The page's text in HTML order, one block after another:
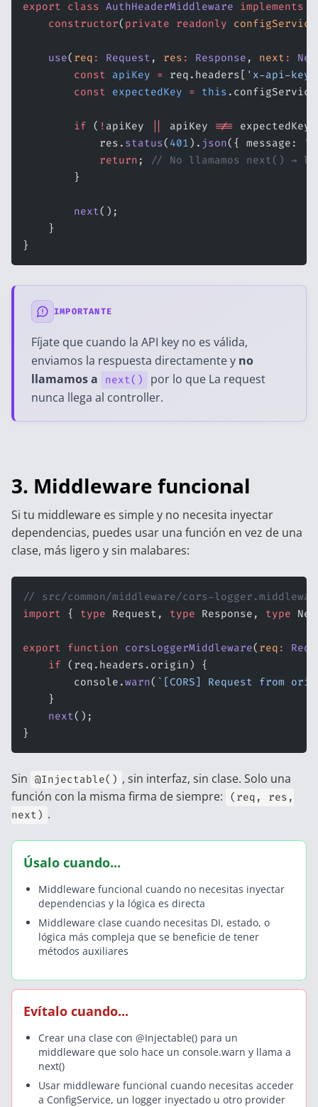
export class AuthHeaderMiddleware implements
    constructor
( private readonly configService
    use
( req : Request , res : Response , next :
        const
apiKey = req.headers[ 'x-api-key'
        const
expectedKey = this
        if
( ! apiKey apiKey !==
            res.
status( 401). json({ message:
            return
;
// No llamamos next() → la
        }
        next
();
    }
}
IMPORTANTE
Fíjate que cuando la API key no es válida,
enviamos la respuesta directamente y no
llamamos a
next()
por lo que La request
nunca llega al controller.
3. Middleware funcional
Si tu middleware es simple y no necesita inyectar
dependencias, puedes usar una función en vez de una
clase, más ligero y sin malabares:
// src/common/middleware/cors-
import { type Request, type Response, type
export function corsLoggerMiddleware( req :
    if
(req.headers.origin) {
        console.
warn( `[CORS] Request from
    }
    next
();
}
Sin @Injectable() , sin interfaz, sin clase. Solo una
función con la misma firma de siempre:
(req, res,
next) .
Úsalo cuando...
Middleware funcional cuando no necesitas inyectar
dependencias y la lógica es directa
Middleware clase cuando necesitas DI, estado, o
lógica más compleja que se beneficie de tener
métodos auxiliares
Evítalo cuando...
Crear una clase con @Injectable() para un
middleware que solo hace un console.warn y llama a
next()
Usar middleware funcional cuando necesitas acceder
a ConfigService, un logger inyectado u otro provider